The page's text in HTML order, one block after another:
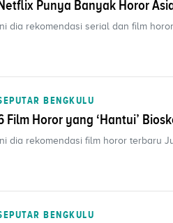
Punya Banyak Horor
Ini dia rekomendasi serial dan film
BENGKULU
Film Horor yang ‘Hantui’
Ini dia rekomendasi film horor terbaru
BENGKULU